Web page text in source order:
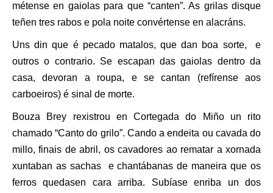
métense en gaiolas para que “canten”. As grilas disque
teñen tres rabos e pola noite convértense en alacráns.
Uns din que é pecado matalos, que dan boa sorte, e
outros o contrario. Se escapan das gaiolas dentro da
casa, devoran a roupa, e se cantan (refírense aos
carboeiros) é sinal de morte.
Bouza Brey rexistrou en Cortegada do Miño un rito
chamado “Canto do grilo”. Cando a endeita ou cavada do
millo, finais de abril, os cavadores ao rematar a xornada
xuntaban as sachas e chantábanas de maneira que os
ferros quedasen cara arriba. Subíase enriba un dos